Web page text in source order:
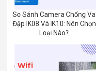
So Sánh Camera Chống Va
Đập IK08 Và IK10: Nên Chọn
Loại Nào?